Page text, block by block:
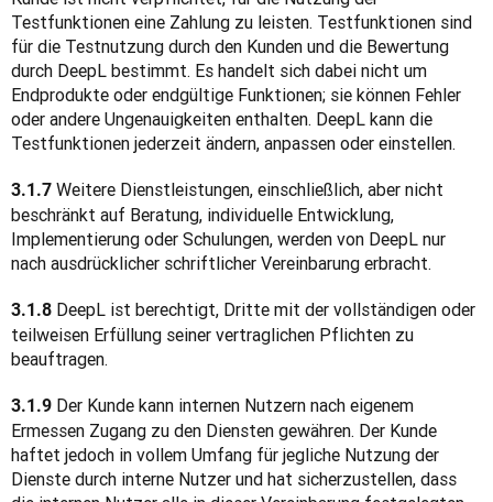
Testfunktionen eine Zahlung zu leisten. Testfunktionen sind
für die Testnutzung durch den Kunden und die Bewertung
durch DeepL bestimmt. Es handelt sich dabei nicht um
Endprodukte oder endgültige Funktionen; sie können Fehler
oder andere Ungenauigkeiten enthalten. DeepL kann die
Testfunktionen jederzeit ändern, anpassen oder einstellen.
3.1.7 Weitere Dienstleistungen, einschließlich, aber nicht
beschränkt auf Beratung, individuelle Entwicklung,
Implementierung oder Schulungen, werden von DeepL nur
nach ausdrücklicher schriftlicher Vereinbarung erbracht.
3.1.8 DeepL ist berechtigt, Dritte mit der vollständigen oder
teilweisen Erfüllung seiner vertraglichen Pflichten zu
beauftragen.
3.1.9 Der Kunde kann internen Nutzern nach eigenem
Ermessen Zugang zu den Diensten gewähren. Der Kunde
haftet jedoch in vollem Umfang für jegliche Nutzung der
Dienste durch interne Nutzer und hat sicherzustellen, dass